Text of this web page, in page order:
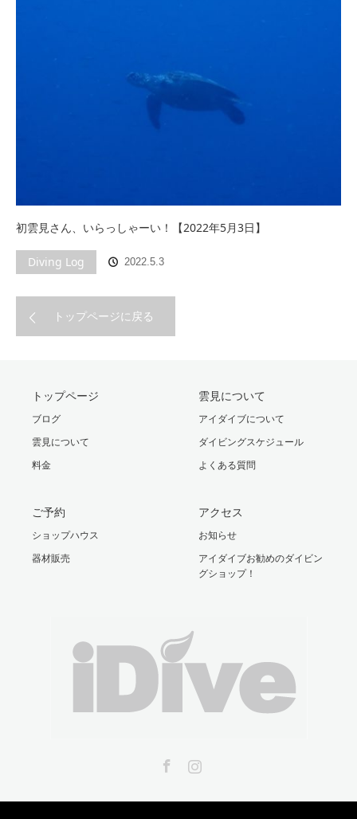
初雲見さん、いらっしゃーい！【2022年5月3日】
Diving Log 2022.5.3
トップページに戻る
トップページ
ブログ
雲見について
料金
雲見について
アイダイブについて
ダイビングスケジュール
よくある質問
ご予約
ショップハウス
器材販売
アクセス
お知らせ
アイダイブお勧めのダイビン
グショップ！